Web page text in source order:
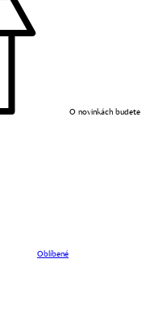
O novinkách budete
Oblíbené